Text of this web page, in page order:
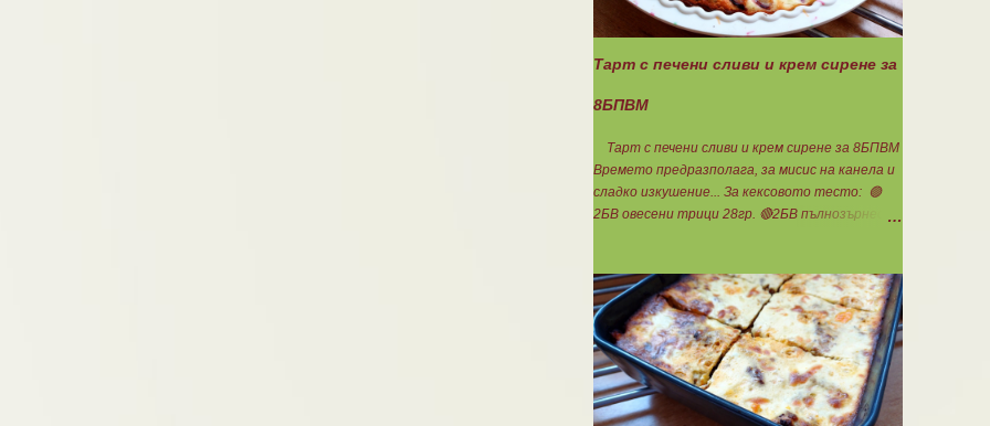
питка е 1 блок въглехидрат. Нека да ни е
вкусно заедно! Споделено от Петя Чанева
Тарт с печени сливи и крем сирене за
8БПВМ
Тарт с печени сливи и крем сирене за 8БПВМ
Времето предразполага, за мисис на канела и
сладко изкушение... За кексовото тесто: 🟢
2БВ овесени трици 28гр. 🔴2БВ пълнозърнесто
21гр. 🟢5БМ сусамов тахан 15гр. Ванилия
Минимално количество стевия бленд.
Бакпулвер Всичко се смесва добре и се оставя
на страна да набъбне. За чийз крема: 🟢3БП
обезмаслено крем сирене Кауфланд 200гр. + 1
равна с.л скир 🟠1БП яйце 1бр. Ванилия Не
подслаждам! За отгоре: 🟢4БВ сини сливи